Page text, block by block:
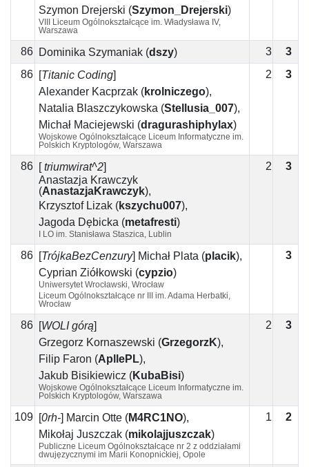
Szymon Drejerski (Szymon_Drejerski)
VIII Liceum Ogólnokształcące im. Władysława IV,
Warszawa
86 Dominika Szymaniak (dszy) 3
3
86 [Titanic Coding]
Alexander Kacprzak (krolniczego),
Natalia Blaszczykowska (Stellusia_007),
Michał Maciejewski (dragurashiphylax)
Wojskowe Ogólnokształcące Liceum Informatyczne im.
Polskich Kryptologów, Warszawa
2 3
86 [triumwirat^2]
Anastazja Krawczyk
(AnastazjaKrawczyk),
Krzysztof Lizak (kszychu007),
Jagoda Dębicka (metafresti)
I LO im. Stanisława Staszica, Lublin
2 3
86 [TrójkaBezCenzury] Michał Plata (placik),
Cyprian Ziółkowski (cypzio)
Uniwersytet Wrocławski, Wrocław
Liceum Ogólnokształcące nr III im. Adama Herbatki,
Wrocław
3
86 [WOLI górą]
Grzegorz Kornaszewski (GrzegorzK),
Filip Faron (ApllePL),
Jakub Bisikiewicz (KubaBisi)
Wojskowe Ogólnokształcące Liceum Informatyczne im.
Polskich Kryptologów, Warszawa
2 3
109 [0rh-] Marcin Otte (M4RC1NO),
Mikołaj Juszczak (mikolajjuszczak)
Publiczne Liceum Ogólnokształcące nr 2 z oddziałami
dwujęzycznymi im Marii Konopnickiej, Opole
1 2